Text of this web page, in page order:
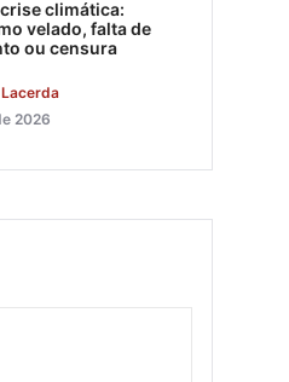
climática:
velado, falta de
ou censura
2026